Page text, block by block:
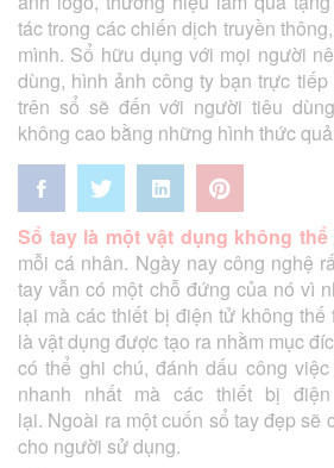
tác trong các chiến dịch truyền
mình. Sổ hữu dụng với mọi người
dùng, hình ảnh công ty bạn trực
trên sổ sẽ đến với người tiêu
không cao bằng những hình thức
Sổ tay là một vật dụng không thể
mỗi cá nhân. Ngày nay công nghệ
tay vẫn có một chỗ đứng của nó vì
lại mà các thiết bị điện tử không
là vật dụng được tạo ra nhằm mục
có thể ghi chú, đánh dấu công
nhanh nhất mà các thiết bị
lại. Ngoài ra một cuốn sổ tay đẹp sẽ
cho người sử dụng.